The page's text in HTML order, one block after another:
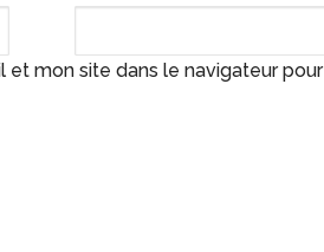
et mon site dans le navigateur